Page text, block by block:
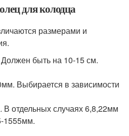
для колодца
размерами и
быть на 10-15 см.
Выбирается в зависимости
отдельных случаях 6,8,22мм
1555мм.